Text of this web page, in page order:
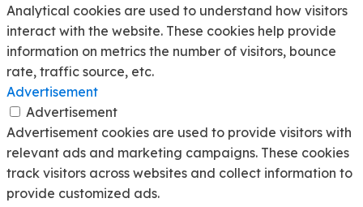
Analytical cookies are used to understand how visitors
interact with the website. These cookies help provide
information on metrics the number of visitors, bounce
rate, traffic source, etc.
Advertisement
Advertisement
Advertisement cookies are used to provide visitors with
relevant ads and marketing campaigns. These cookies
track visitors across websites and collect information to
provide customized ads.